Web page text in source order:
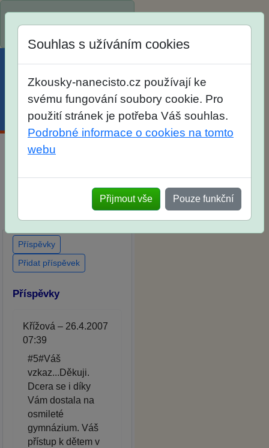
na školní rok 2026/2027!
Menu Účet Košík
zkoušek na SŠ? Vaše
ohlasy po skutečných
přijímacích zkouškách
Souhlas s užíváním cookies
Zkousky-nanecisto.cz používají ke
svému fungování soubory cookie. Pro
použití stránek je potřeba Váš souhlas.
Podrobné informace o cookies na tomto
webu
Přijmout vše Pouze funkční
Příspěvky
Přidat příspěvek
Příspěvky
Křížová – 26.4.2007
07:39
#5#Váš
vzkaz...Děkuji.
Dcera se i díky
Vám dostala na
osmileté
gymnázium. Váš
přístup k dětem v